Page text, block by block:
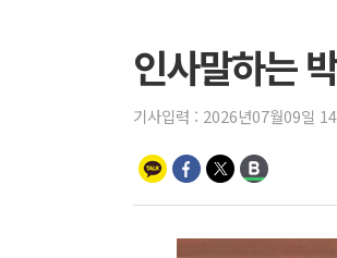
인사말하는
기사입력 : 2026년07월09일